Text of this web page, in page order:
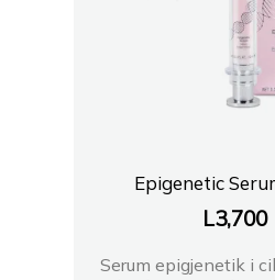
Epigenetic
L3,700
Serum epigjenetik i